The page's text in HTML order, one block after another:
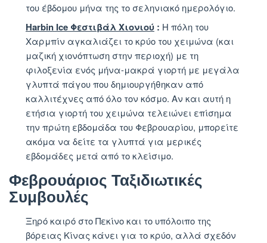
του έβδομου μήνα της το σεληνιακό ημερολόγιο.
Harbin Ice Φεστιβάλ Χιονιού : Η πόλη του
Χαρμπίν αγκαλιάζει το κρύο του χειμώνα (και
μαζική χιονόπτωση στην περιοχή) με τη
φιλοξενία ενός μήνα-μακρά γιορτή με μεγάλα
γλυπτά πάγου που δημιουργήθηκαν από
καλλιτέχνες από όλο τον κόσμο. Αν και αυτή η
ετήσια γιορτή του χειμώνα τελειώνει επίσημα
την πρώτη εβδομάδα του Φεβρουαρίου, μπορείτε
ακόμα να δείτε τα γλυπτά για μερικές
εβδομάδες μετά από το κλείσιμο.
Φεβρουάριος Ταξιδιωτικές
Συμβουλές
Ξηρό καιρό στο Πεκίνο και το υπόλοιπο της
βόρειας Κίνας κάνει για το κρύο, αλλά σχεδόν